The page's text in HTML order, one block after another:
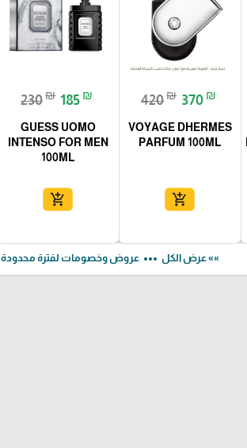
420₪ 370 ₪
VOYAGE DHERMES
PARFUM 100ML
add_shopping_cart
230₪ 185 ₪
GUESS UOMO
INTENSO FOR MEN
100ML
add_shopping_cart
»» عرض الكل more_horiz عروض وخصومات لفترة محدودة